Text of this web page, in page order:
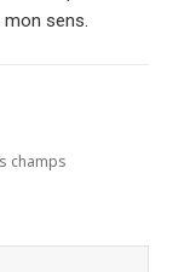
sens.
champs